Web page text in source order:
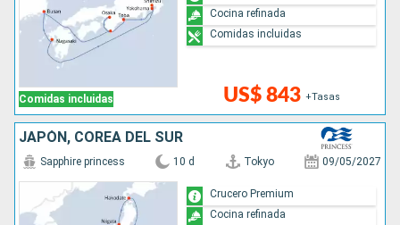
Comidas incluidas US$ 843 +Tasas
Cocina refinada
Comidas incluidas
JAPÓN, COREA DEL SUR
Sapphire princess 10 d Tokyo 09/05/2027
Crucero Premium
Cocina refinada